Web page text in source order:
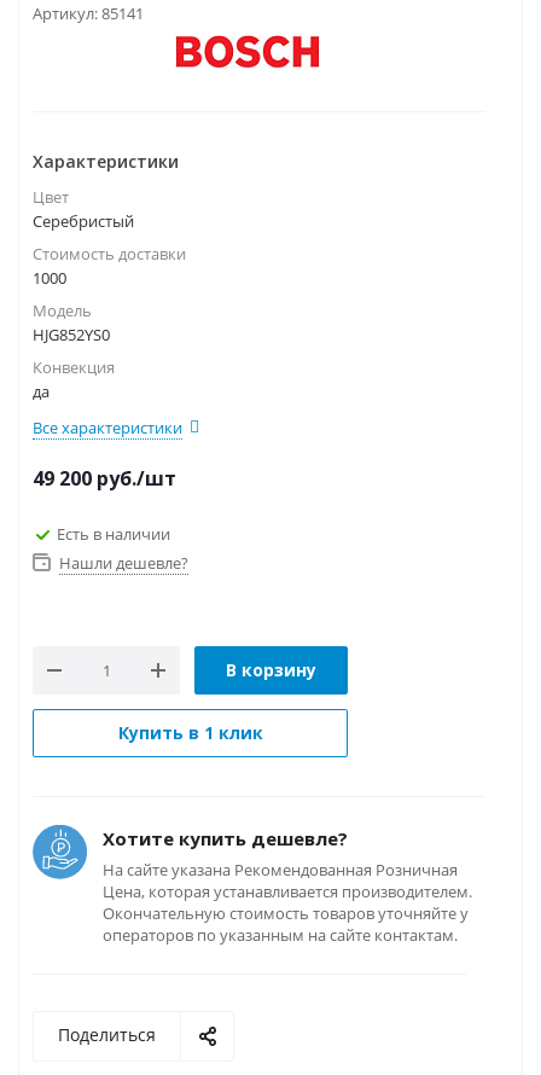
Артикул:85141
Характеристики
Цвет
Серебристый
Стоимость доставки
1000
Модель
HJG852YS0
Конвекция
да
Все характеристики
49 200 руб./шт
Есть в наличии
Нашли дешевле?
В корзину
Купить в 1 клик
Хотите купить дешевле?
На сайте указана Рекомендованная Розничная
Цена, которая устанавливается производителем.
Окончательную стоимость товаров уточняйте у
операторов по указанным на сайте контактам.
Поделиться